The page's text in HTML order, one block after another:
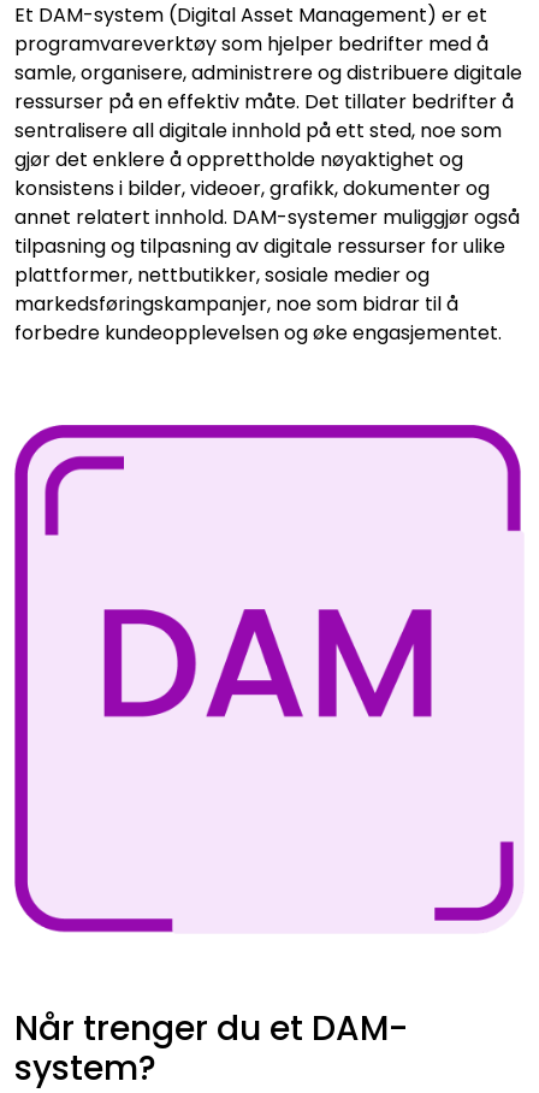
Et DAM-system (Digital Asset Management) er et
programvareverktøy som hjelper bedrifter med å
samle, organisere, administrere og distribuere digitale
ressurser på en effektiv måte. Det tillater bedrifter å
sentralisere all digitale innhold på ett sted, noe som
gjør det enklere å opprettholde nøyaktighet og
konsistens i bilder, videoer, grafikk, dokumenter og
annet relatert innhold. DAM-systemer muliggjør også
tilpasning og tilpasning av digitale ressurser for ulike
plattformer, nettbutikker, sosiale medier og
markedsføringskampanjer, noe som bidrar til å
forbedre kundeopplevelsen og øke engasjementet.
Når trenger du et DAM-
system?